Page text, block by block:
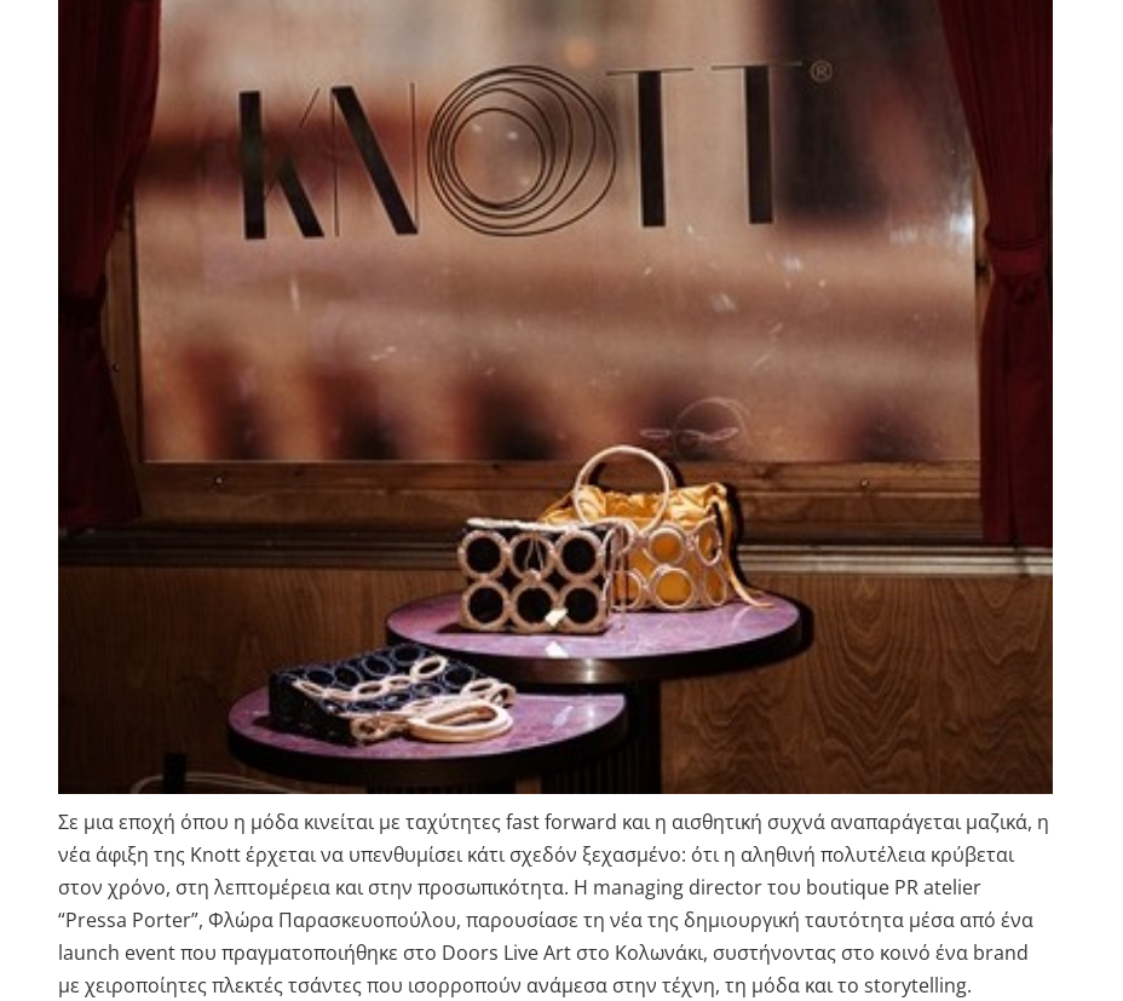
Σε μια εποχή όπου η μόδα κινείται με ταχύτητες fast forward και η αισθητική συχνά αναπαράγεται μαζικά, η
νέα άφιξη της Knott έρχεται να υπενθυμίσει κάτι σχεδόν ξεχασμένο: ότι η αληθινή πολυτέλεια κρύβεται
στον χρόνο, στη λεπτομέρεια και στην προσωπικότητα. Η managing director του boutique PR atelier
“Pressa Porter”, Φλώρα Παρασκευοπούλου, παρουσίασε τη νέα της δημιουργική ταυτότητα μέσα από ένα
launch event που πραγματοποιήθηκε στο Doors Live Art στο Κολωνάκι, συστήνοντας στο κοινό ένα brand
με χειροποίητες πλεκτές τσάντες που ισορροπούν ανάμεσα στην τέχνη, τη μόδα και το storytelling.